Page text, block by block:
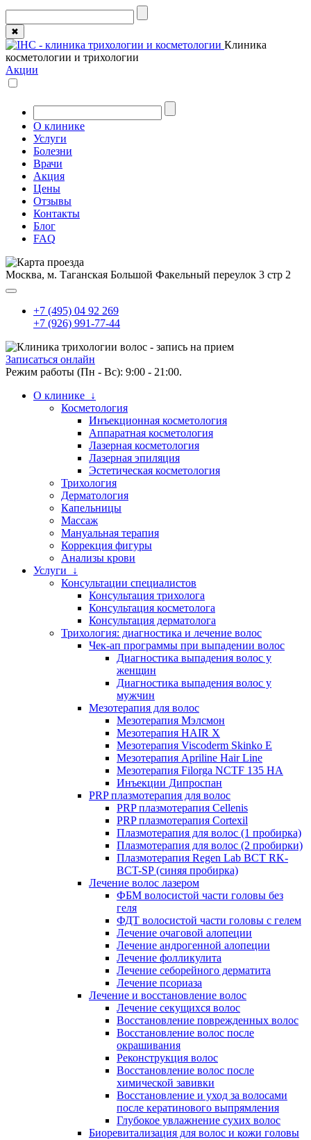
✖
Клиника
косметологии и трихологии
Акции
О клинике
Услуги
Болезни
Врачи
Акция
Цены
Отзывы
Контакты
Блог
FAQ
Москва, м. Таганская Большой Факельный переулок 3 стр 2
+7 (495) 04 92 269
+7 (926) 991-77-44
Записаться онлайн
Режим работы (Пн - Вс): 9:00 - 21:00.
О клинике ↓
Косметология
Инъекционная косметология
Аппаратная косметология
Лазерная косметология
Лазерная эпиляция
Эстетическая косметология
Трихология
Дерматология
Капельницы
Массаж
Мануальная терапия
Коррекция фигуры
Анализы крови
Услуги ↓
Консультации специалистов
Консультация трихолога
Консультация косметолога
Консультация дерматолога
Трихология: диагностика и лечение волос
Чек-ап программы при выпадении волос
Диагностика выпадения волос у
женщин
Диагностика выпадения волос у
мужчин
Мезотерапия для волос
Мезотерапия Мэлсмон
Мезотерапия HAIR X
Мезотерапия Viscoderm Skinko E
Мезотерапия Apriline Hair Line
Мезотерапия Filorga NCTF 135 HA
Инъекции Дипроспан
PRP плазмотерапия для волос
PRP плазмотерапия Cellenis
PRP плазмотерапия Cortexil
Плазмотерапия для волос (1 пробирка)
Плазмотерапия для волос (2 пробирки)
Плазмотерапия Regen Lab BCT RK-
BCT-SP (синяя пробирка)
Лечение волос лазером
ФБМ волосистой части головы без
геля
ФДТ волосистой части головы с гелем
Лечение очаговой алопеции
Лечение андрогенной алопеции
Лечение фолликулита
Лечение себорейного дерматита
Лечение псориаза
Лечение и восстановление волос
Лечение секущихся волос
Восстановление поврежденных волос
Восстановление волос после
окрашивания
Реконструкция волос
Восстановление волос после
химической завивки
Восстановление и уход за волосами
после кератинового выпрямления
Глубокое увлажнение сухих волос
Биоревитализация для волос и кожи головы